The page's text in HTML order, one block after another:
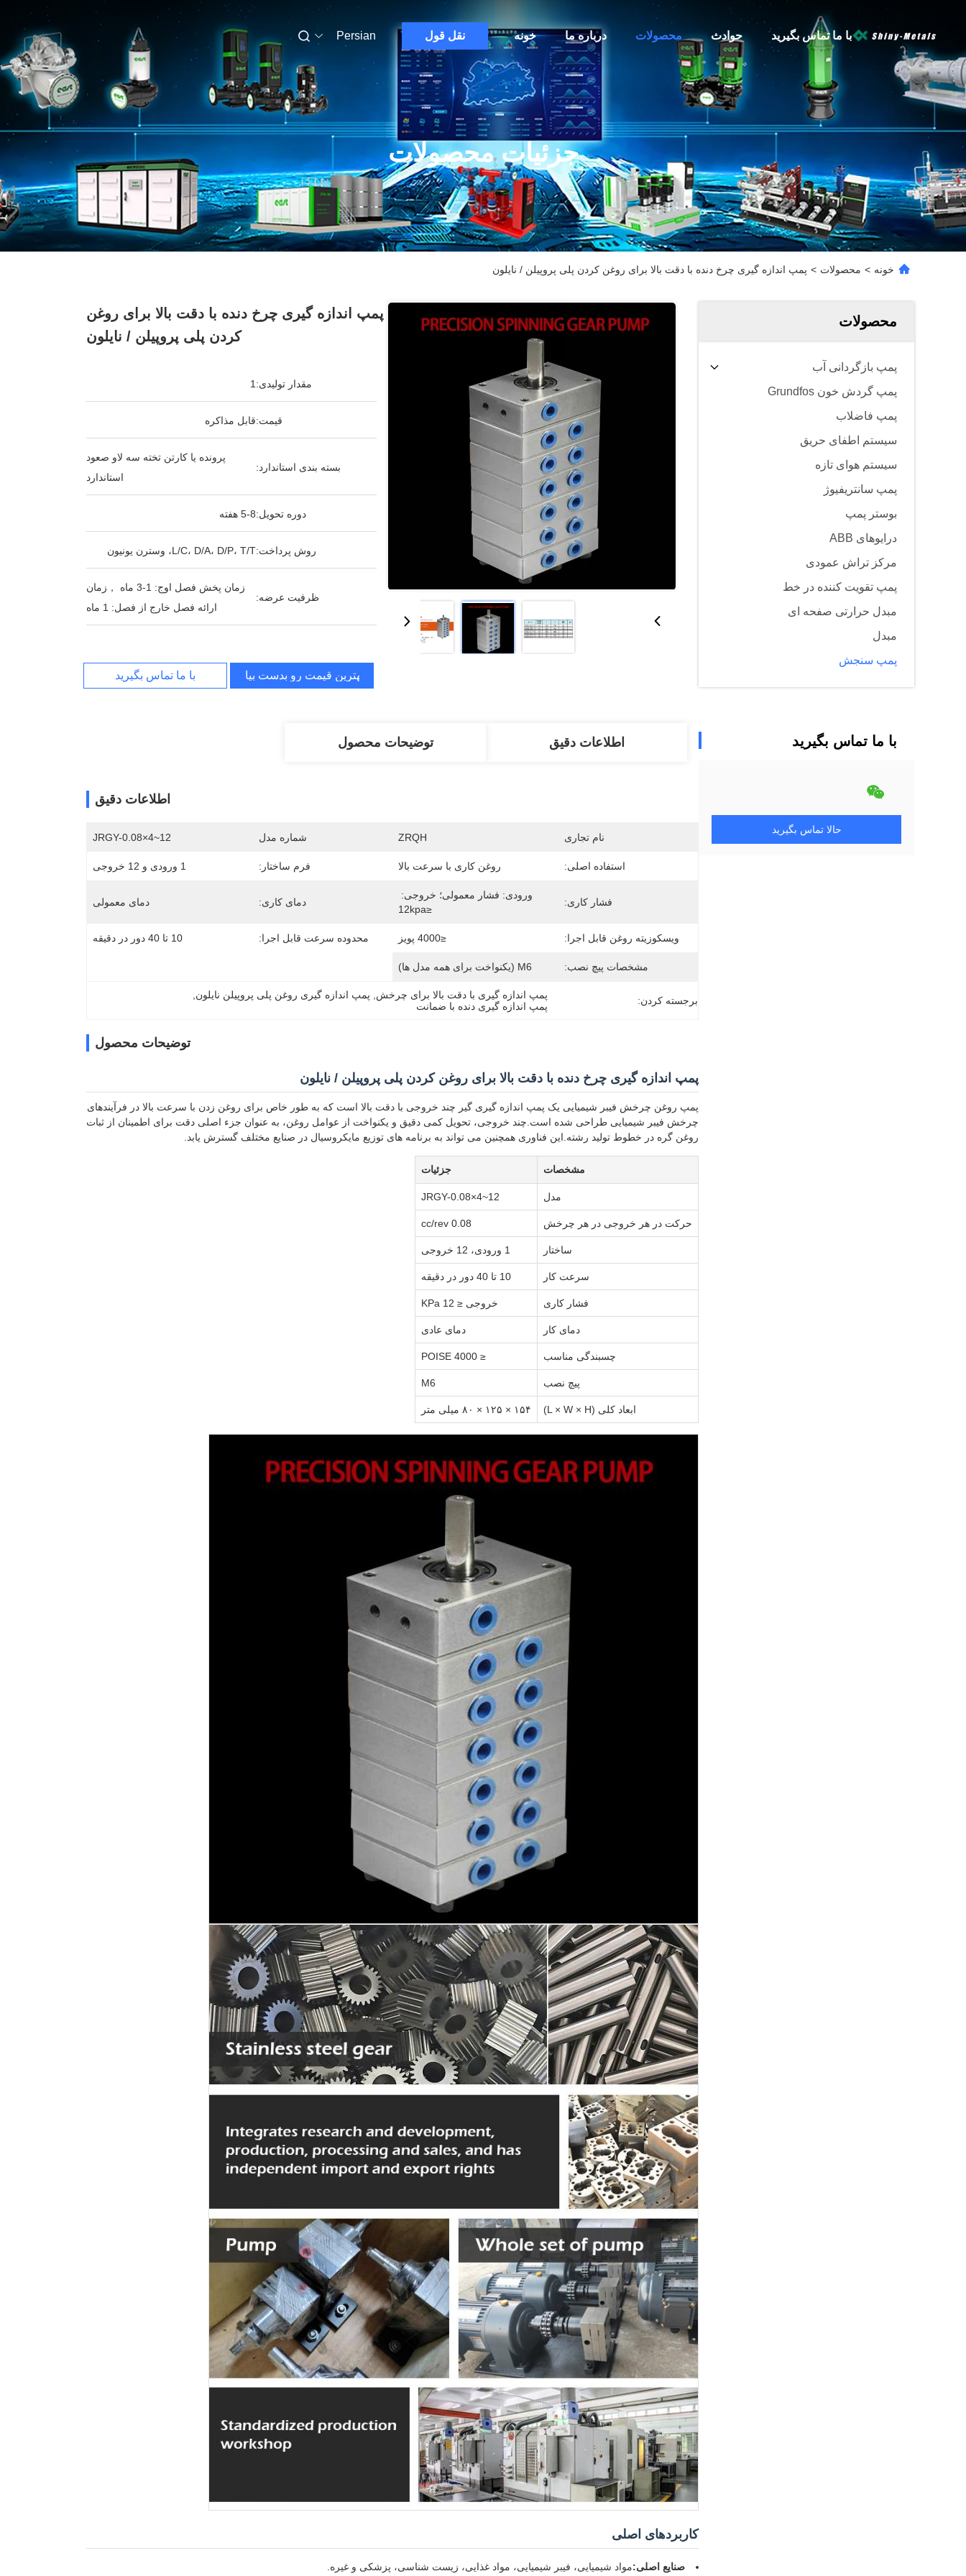
خونه درباره ما محصولات حوادث با ما تماس بگیرید نقل قول Persian
جزئیات محصولات
خونه > محصولات > پمپ اندازه گیری چرخ دنده با دقت بالا برای روغن کردن پلی پروپیلن / نایلون
محصولات
پمپ بازگردانی آب
پمپ گردش خون Grundfos
پمپ فاضلاب
سیستم اطفای حریق
سیستم هوای تازه
پمپ سانتریفیوژ
بوستر پمپ
درایوهای ABB
مرکز تراش عمودی
پمپ تقویت کننده در خط
مبدل حرارتی صفحه ای
مبدل
پمپ سنجش
با ما تماس بگیرید
حالا تماس بگیرید
پمپ اندازه گیری چرخ دنده با دقت بالا برای روغن
کردن پلی پروپیلن / نایلون
مقدار تولیدی: 1
قیمت:قابل مذاکره
بسته بندی استاندارد:
پرونده یا کارتن تخته سه لاو صعود
استاندارد
دوره تحویل:5-8 هفته
روش پرداخت:L/C، D/A، D/P، T/T، وسترن یونیون
ظرفیت عرضه:
زمان پخش فصل اوج: 1-3 ماه ，زمان
ارائه فصل خارج از فصل: 1 ماه
بهترین قیمت رو بدست بیار با ما تماس بگیرید
اطلاعات دقیق توضیحات محصول
اطلاعات دقیق
نام تجاری ZRQH شماره مدل JRGY-0.08×4~12
استفاده اصلی: روغن کاری با سرعت بالا فرم ساختار: 1 ورودی و 12 خروجی
فشار کاری:
≤12kpa
دمای کاری: دمای معمولی
ویسکوزیته روغن قابل اجرا: ≤4000 پویز محدوده سرعت قابل اجرا: 10 تا 40 دور در دقیقه
مشخصات پیچ نصب: M6 (یکنواخت برای همه مدل ها)
برجسته کردن: پمپ اندازه گیری با دقت بالا برای چرخش پمپ اندازه گیری روغن پلی پروپیلن نایلون
پمپ اندازه گیری دنده با ضمانت
توضیحات محصول
پمپ اندازه گیری چرخ دنده با دقت بالا برای روغن کردن پلی پروپیلن / نایلون
پمپ روغن چرخش فیبر شیمیایی یک پمپ اندازه گیری گیر چند خروجی با دقت بالا است که به طور خاص برای روغن زدن با سرعت بالا در فرآیندهای
چرخش فیبر شیمیایی طراحی شده است.چند خروجی، تحویل کمی دقیق و یکنواخت از عوامل روغن، به عنوان جزء اصلی دقت برای اطمینان از ثبات
روغن گره در خطوط تولید رشته.این فناوری همچنین می تواند به برنامه های توزیع مایکروسیال در صنایع مختلف گسترش یابد.
مشخصات جزئیات
مدل JRGY-0.08×4~12
حرکت در هر خروجی در هر چرخش 0.08 cc/rev
ساختار 1 ورودی، 12 خروجی
سرعت کار 10 تا 40 دور در دقیقه
فشار کاری خروجی ≤ 12 KPa
دمای کار دمای عادی
چسبندگی مناسب ≤ 4000 POISE
پیچ نصب M6
ابعاد کلی (L × W × H) ۱۵۴ × ۱۲۵ × ۸۰ میلی متر
کاربردهای اصلی
صنایع اصلی:مواد شیمیایی، فیبر شیمیایی، مواد غذایی، زیست شناسی، پزشکی و غیره.